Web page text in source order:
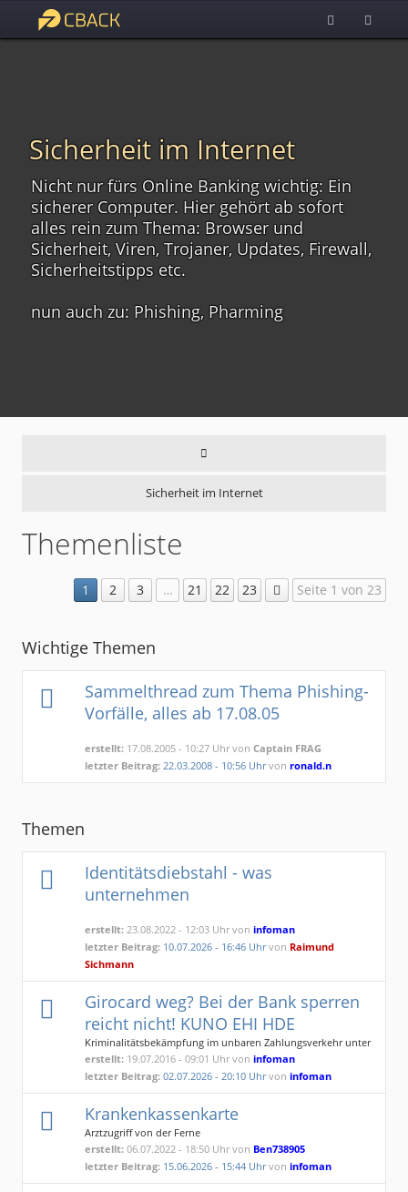
Sicherheit im Internet
Nicht nur fürs Online Banking wichtig: Ein
sicherer Computer. Hier gehört ab sofort
alles rein zum Thema: Browser und
Sicherheit, Viren, Trojaner, Updates, Firewall,
Sicherheitstipps etc.
nun auch zu: Phishing, Pharming
Sicherheit im Internet
Themenliste
1 2 3 … 21 22 23 Seite 1 von 23
Wichtige Themen
Sammelthread zum Thema Phishing-
Vorfälle, alles ab 17.08.05
erstellt: 17.08.2005 - 10:27 Uhr vonCaptain FRAG
letzter Beitrag: 22.03.2008 - 10:56 Uhrvonronald.n
Themen
Identitätsdiebstahl - was
unternehmen
erstellt: 23.08.2022 - 12:03 Uhr voninfoman
letzter Beitrag: 10.07.2026 - 16:46 Uhrvon Raimund
Sichmann
Girocard weg? Bei der Bank sperren
reicht nicht! KUNO EHI HDE
Kriminalitätsbekämpfung im unbaren Zahlungsverkehr unter
Nutzung nichtpolizeilicher Organisationsstrukturen
erstellt: 19.07.2016 - 09:01 Uhr voninfoman
letzter Beitrag: 02.07.2026 - 20:10 Uhrvoninfoman
Krankenkassenkarte
Arztzugriff von der Ferne
erstellt: 06.07.2022 - 18:50 Uhr von Ben738905
letzter Beitrag: 15.06.2026 - 15:44 Uhrvoninfoman